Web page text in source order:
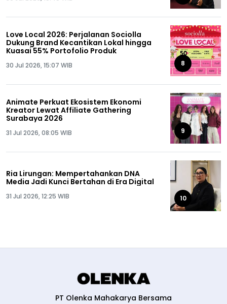
Love Local 2026: Perjalanan Sociolla
Dukung Brand Kecantikan Lokal hingga
Kuasai 55% Portofolio Produk
30 Jul 2026, 15:07 WIB 8
Animate Perkuat Ekosistem Ekonomi
Kreator Lewat Affiliate Gathering
Surabaya 2026
31 Jul 2026, 08:05 WIB 9
Ria Lirungan: Mempertahankan DNA
Media Jadi Kunci Bertahan di Era Digital
31 Jul 2026, 12:25 WIB 10
PT Olenka Mahakarya Bersama